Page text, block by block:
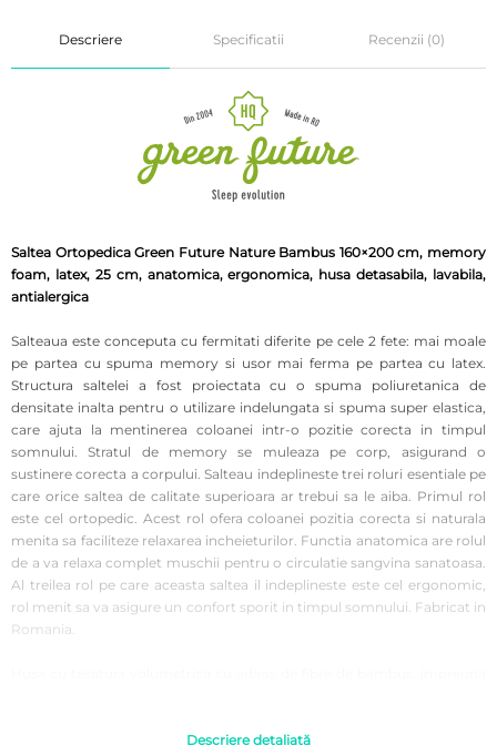
Descriere Specificatii Recenzii (0)
Saltea Ortopedica Green Future Nature Bambus 160×200 cm, memory
foam, latex, 25 cm, anatomica, ergonomica, husa detasabila, lavabila,
antialergica
Salteaua este conceputa cu fermitati diferite pe cele 2 fete: mai moale
pe partea cu spuma memory si usor mai ferma pe partea cu latex.
Structura saltelei a fost proiectata cu o spuma poliuretanica de
densitate inalta pentru o utilizare indelungata si spuma super elastica,
care ajuta la mentinerea coloanei intr-o pozitie corecta in timpul
somnului. Stratul de memory se muleaza pe corp, asigurand o
sustinere corecta a corpului. Salteau indeplineste trei roluri esentiale pe
care orice saltea de calitate superioara ar trebui sa le aiba. Primul rol
este cel ortopedic. Acest rol ofera coloanei pozitia corecta si naturala
menita sa faciliteze relaxarea incheieturilor. Functia anatomica are rolul
de a va relaxa complet muschii pentru o circulatie sangvina sanatoasa.
Al treilea rol pe care aceasta saltea il indeplineste este cel ergonomic,
rol menit sa va asigure un confort sporit in timpul somnului. Fabricat in
Romania.
Bambusul este crescut si se dezvolta separat de propriul agent
Descriere detaliată